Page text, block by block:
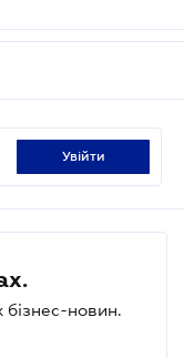
увійти
бізнес-новин.